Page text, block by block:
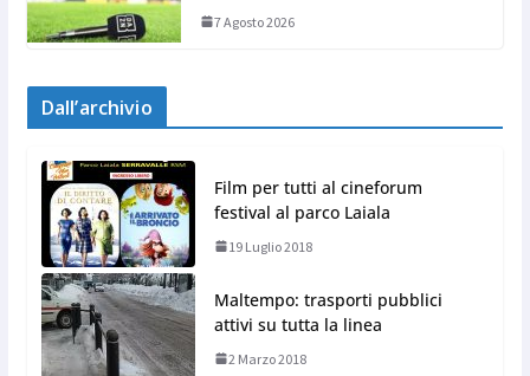
7 Agosto 2026
Dall’archivio
Film per tutti al cineforum
festival al parco Laiala
19 Luglio 2018
Maltempo: trasporti pubblici
attivi su tutta la linea
2 Marzo 2018